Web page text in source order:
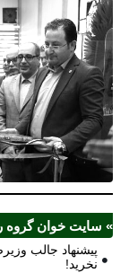
» سایت خوان گروه
پیشنهاد جالب
نخرید!